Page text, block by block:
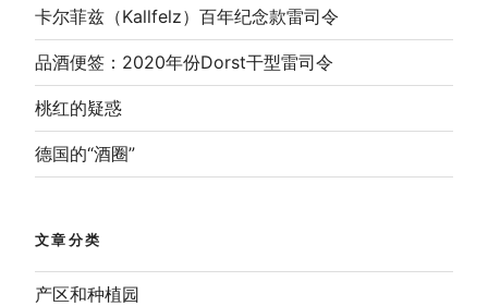
卡尔菲兹（Kallfelz）百年纪念款雷司令
品酒便签：2020年份Dorst干型雷司令
桃红的疑惑
德国的“酒圈”
文章分类
产区和种植园